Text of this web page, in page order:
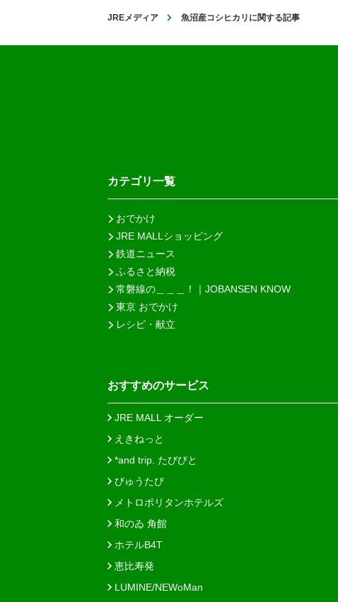
JREメディア 魚沼産コシヒカリに関する記事
カテゴリ一覧
おでかけ
JRE MALLショッピング
鉄道ニュース
ふるさと納税
常磐線の＿＿＿！｜JOBANSEN KNOW
東京 おでかけ
レシピ・献立
おすすめのサービス
JRE MALL オーダー
えきねっと
*and trip. たびびと
びゅうたび
メトロポリタンホテルズ
和のゐ 角館
ホテルB4T
恵比寿発
LUMINE/NEWoMan